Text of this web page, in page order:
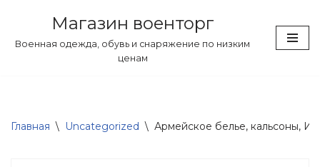
Перейти
Магазин военторг
Военная одежда, обувь и снаряжение по низким
ценам
Главная \ Uncategorized \ Армейское белье, кальсоны,